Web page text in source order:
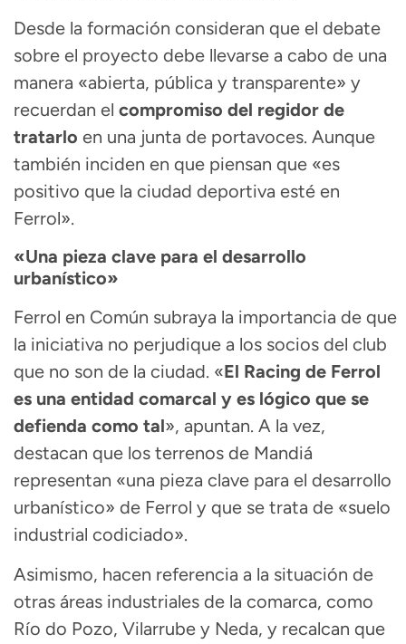
Desde la formación consideran que el debate
sobre el proyecto debe llevarse a cabo de una
manera «abierta, pública y transparente» y
recuerdan el compromiso del regidor de
tratarlo en una junta de portavoces. Aunque
también inciden en que piensan que «es
positivo que la ciudad deportiva esté en
Ferrol».
«Una pieza clave para el desarrollo
urbanístico»
Ferrol en Común subraya la importancia de que
la iniciativa no perjudique a los socios del club
que no son de la ciudad. «El Racing de Ferrol
es una entidad comarcal y es lógico que se
defienda como tal», apuntan. A la vez,
destacan que los terrenos de Mandiá
representan «una pieza clave para el desarrollo
urbanístico» de Ferrol y que se trata de «suelo
industrial codiciado».
Asimismo, hacen referencia a la situación de
otras áreas industriales de la comarca, como
Río do Pozo, Vilarrube y Neda, y recalcan que